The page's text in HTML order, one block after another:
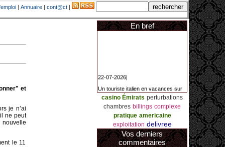
| Annuaire | cont@ct |
et
je n’ai
ne peut
nouvelle
le 11
En bref
la Côte d’Azur a remporté un
jackpot exceptionnel de 84.631
euros dans la nuit de samedi à
dimanche au Casino Barrière Le
Croisette à Cannes. Il s’agit d’un
nouveau record de gains de l’année
2026 pour cet établissement.
casino Émirats perturbations
chambres billings complexe
pratique americaine
exploitation delivree
Vos derniers
commentaires